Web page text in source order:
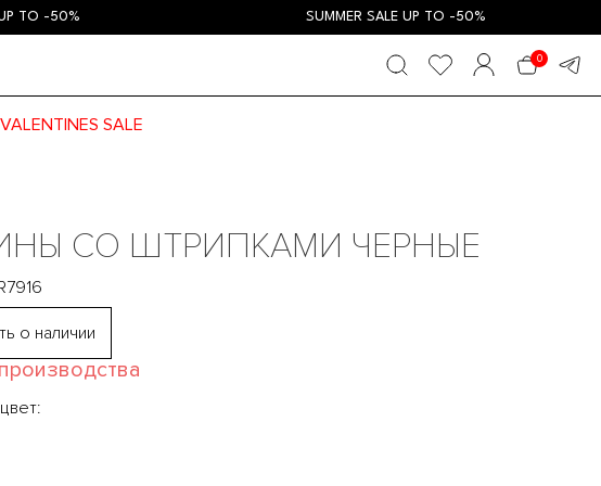
-50% SUMMER SALE UP TO -50%
0
VALENTINES SALE
СО ШТРИПКАМИ ЧЕРНЫЕ
о наличии